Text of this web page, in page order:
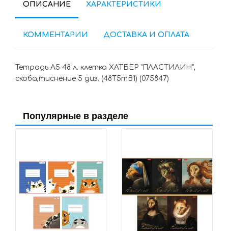
ОПИСАНИЕ ХАРАКТЕРИСТИКИ
КОММЕНТАРИИ ДОСТАВКА И ОПЛАТА
Тетрадь А5 48 л. клетка ХАТБЕР "ПЛАСТИЛИН",
скоба,тиснение 5 диз. (48Т5тВ1) (075847)
Популярные в разделе